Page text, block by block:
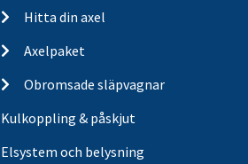
Hitta din axel
Axelpaket
Obromsade släpvagnar
Kulkoppling & påskjut
Elsystem och belysning